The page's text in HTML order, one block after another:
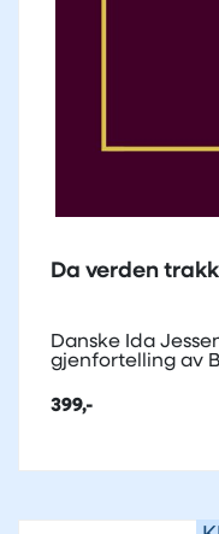
Da verden
Danske Ida
gjenfortelling av
399,-